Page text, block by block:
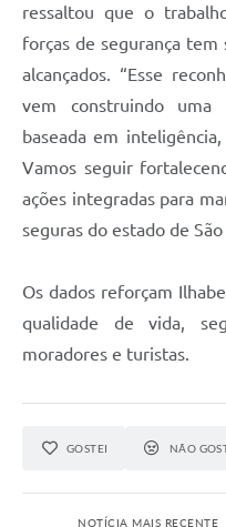
ressaltou que o
forças de segurança tem
alcançados. “Esse
vem construindo uma
baseada em
Vamos seguir
ações integradas para
seguras do estado de
Os dados reforçam
qualidade de vida,
moradores e turistas.
GOSTEI NÃO
NOTÍCIA MAIS RECENTE